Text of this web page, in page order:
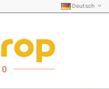
Deutsch